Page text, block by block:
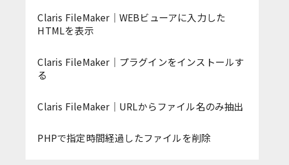
Claris FileMaker｜WEBビューアに入力した
HTMLを表示
Claris FileMaker｜プラグインをインストールす
る
Claris FileMaker｜URLからファイル名のみ抽出
PHPで指定時間経過したファイルを削除